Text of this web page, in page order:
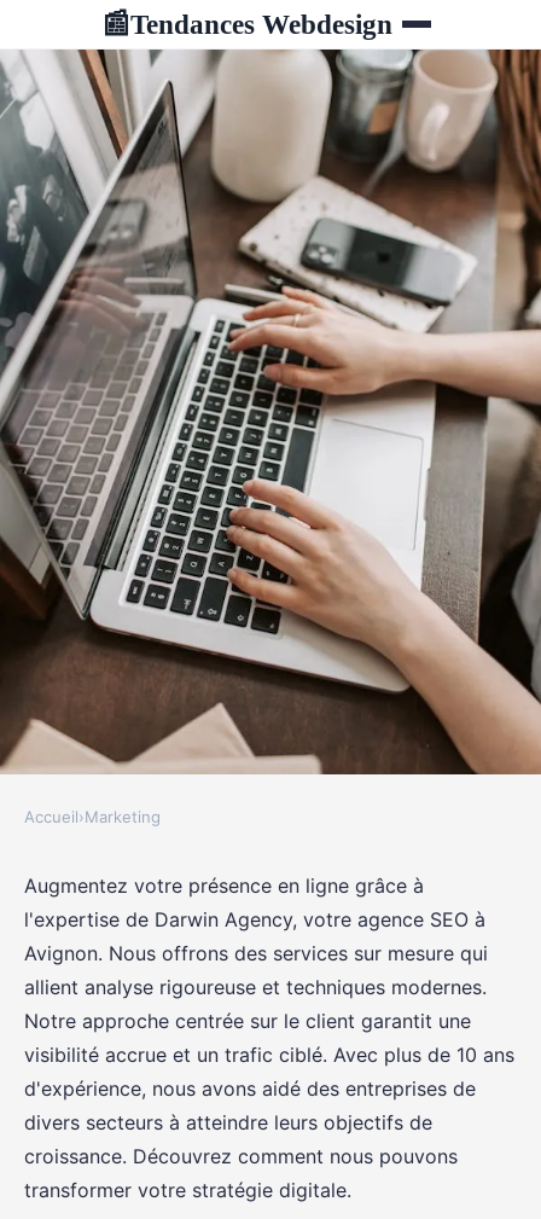
📰Tendances Webdesign
Boostez votre visibilité avec
notre agence SEO à Avignon
Sarah• 13 décembre 2024•8 min de lecture
Accueil›Marketing
Augmentez votre présence en ligne grâce à
l'expertise de Darwin Agency, votre agence SEO à
Avignon. Nous offrons des services sur mesure qui
allient analyse rigoureuse et techniques modernes.
Notre approche centrée sur le client garantit une
visibilité accrue et un trafic ciblé. Avec plus de 10 ans
d'expérience, nous avons aidé des entreprises de
divers secteurs à atteindre leurs objectifs de
croissance. Découvrez comment nous pouvons
transformer votre stratégie digitale.